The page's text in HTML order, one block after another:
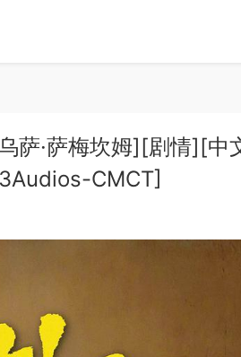
萨·萨梅坎姆][剧情][中
CMCT]